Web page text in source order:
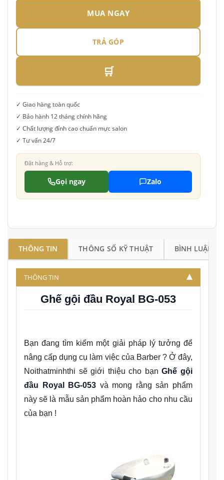
MUA NGAY
TRẢ GÓP
🛒
✓ Giao hàng toàn quốc
✓ Bảo hành 12 tháng chính hãng
✓ Chất lượng đỉnh cao chuẩn mực salon
✓ Tư vấn 24/7
Đặt hàng & Hỗ trợ:
Gọi ngay Zalo
THÔNG TIN THÔNG SỐ KỸ THUẬT BÌNH LUẬN
THÔNG TIN
Ghế gội đầu Royal BG-053
Bạn đang tìm kiếm một giải pháp lý tưởng để
nâng cấp dụng cụ làm việc của Barber ? Ở đây,
Noithatminhthi sẽ giới thiệu cho bạnGhế gội
đầu Royal BG-053 và mong rằng sản phẩm
này sẽ là mẫu sản phẩm hoàn hảo cho nhu cầu
của bạn !